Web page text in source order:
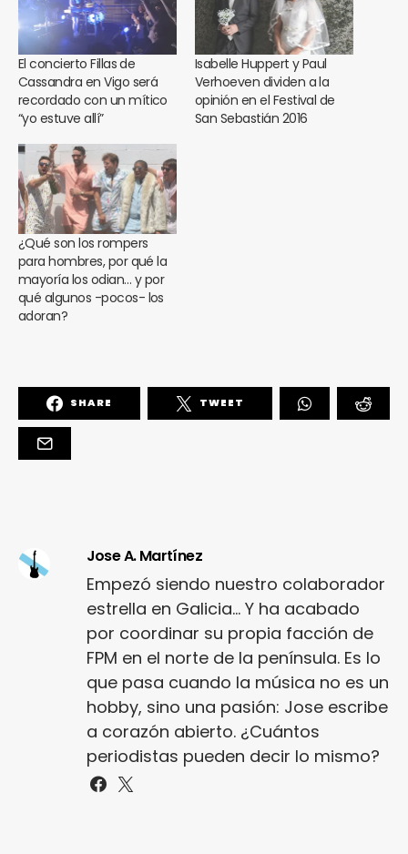
El concierto Fillas de
Cassandra en Vigo será
recordado con un mítico
“yo estuve allí”
Isabelle Huppert y Paul
Verhoeven dividen a la
opinión en el Festival de
San Sebastián 2016
¿Qué son los rompers
para hombres, por qué la
mayoría los odian… y por
qué algunos -pocos- los
adoran?
SHARE TWEET
Jose A. Martínez
Empezó siendo nuestro colaborador
estrella en Galicia... Y ha acabado
por coordinar su propia facción de
FPM en el norte de la península. Es lo
que pasa cuando la música no es un
hobby, sino una pasión: Jose escribe
a corazón abierto. ¿Cuántos
periodistas pueden decir lo mismo?